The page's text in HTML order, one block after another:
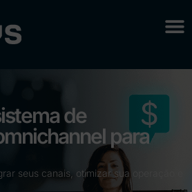
de
para
seus canais, otimizar sua operação e